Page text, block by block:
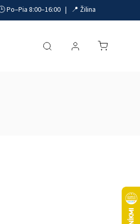
Po–Pia 8:00–16:00 | 📍 Žilina
UPS a zdroje Parkovacie systémy